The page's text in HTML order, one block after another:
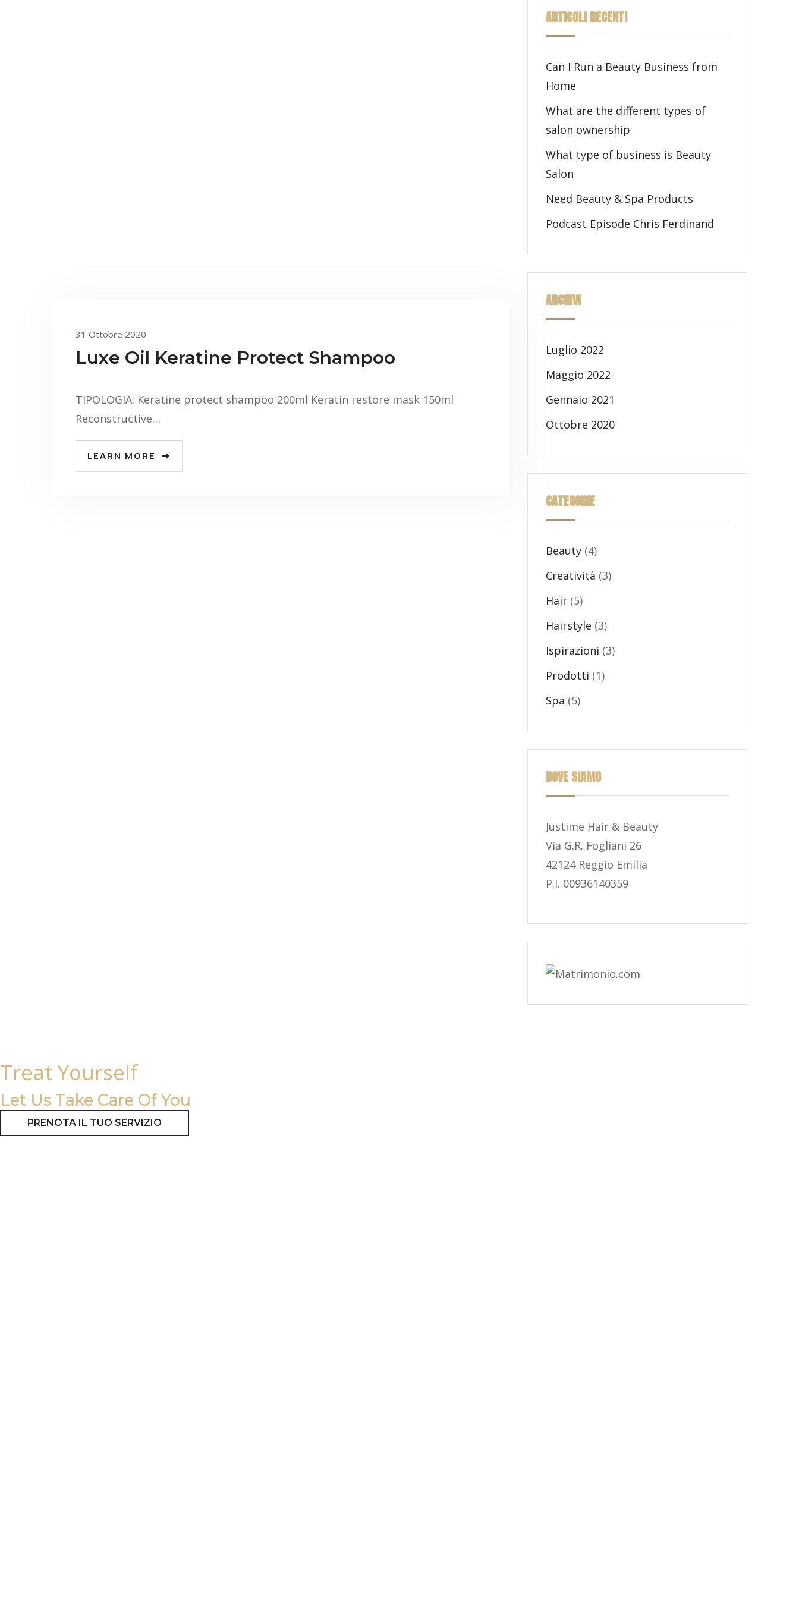
31 Ottobre 2020
Luxe Oil Keratine Protect Shampoo
TIPOLOGIA: Keratine protect shampoo 200ml Keratin restore mask 150ml
Reconstructive…
LEARN MORE
ARTICOLI RECENTI
Can I Run a Beauty Business from
Home
What are the different types of
salon ownership
What type of business is Beauty
Salon
Need Beauty & Spa Products
Podcast Episode Chris Ferdinand
ARCHIVI
Luglio 2022
Maggio 2022
Gennaio 2021
Ottobre 2020
CATEGORIE
Beauty (4)
Creatività (3)
Hair (5)
Hairstyle (3)
Ispirazioni (3)
Prodotti (1)
Spa (5)
DOVE SIAMO
Justime Hair & Beauty
Via G.R. Fogliani 26
42124 Reggio Emilia
P.I. 00936140359
Treat Yourself
Let Us Take Care Of You
PRENOTA IL TUO SERVIZIO